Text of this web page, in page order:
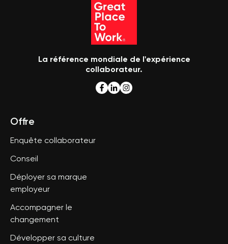
La référence mondiale de l'expérience
collaborateur.
Offre
Enquête collaborateur
Conseil
Déployer sa marque
employeur
Accompagner le
changement
Développer sa culture